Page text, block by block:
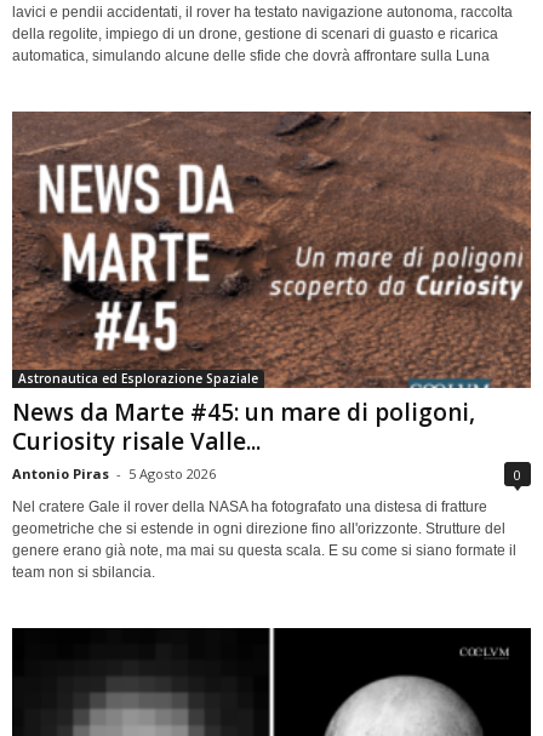
lavici e pendii accidentati, il rover ha testato navigazione autonoma, raccolta
della regolite, impiego di un drone, gestione di scenari di guasto e ricarica
automatica, simulando alcune delle sfide che dovrà affrontare sulla Luna
Astronautica ed Esplorazione Spaziale
News da Marte #45: un mare di poligoni,
Curiosity risale Valle...
Antonio Piras - 5 Agosto 2026 0
Nel cratere Gale il rover della NASA ha fotografato una distesa di fratture
geometriche che si estende in ogni direzione fino all'orizzonte. Strutture del
genere erano già note, ma mai su questa scala. E su come si siano formate il
team non si sbilancia.